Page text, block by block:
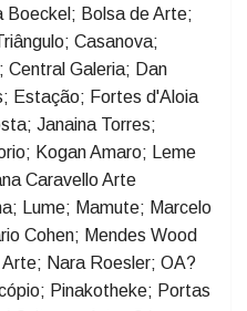
Almeida e Dale; Amparo
Berenice Arvani;
Boeckel; Bolsa de Arte;
Casanova;
Central Galeria; Dan
Estação; Fortes d'Aloia
Janaina Torres;
Kogan Amaro; Leme
Caravello Arte
Lume; Mamute; Marcelo